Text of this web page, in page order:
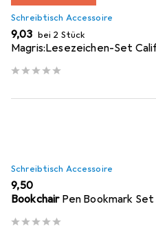
Schreibtisch Accessoire
EUR
9,03 bei 2 Stück
Magris:Lesezeichen-Set
Schreibtisch Accessoire
EUR
9,50
Bookchair Pen Bookmark